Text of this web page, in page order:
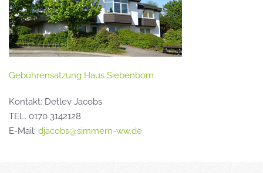
Gebührensatzung Haus Siebenborn
Kontakt: Detlev Jacobs
TEL. 0170 3142128
E-Mail: djacobs@simmern-ww.de